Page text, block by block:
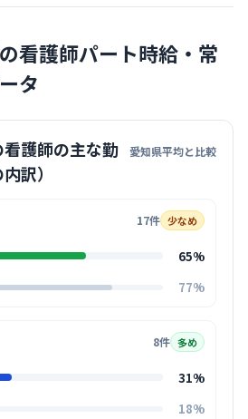
看護師パート時給・常
タ
護師の主な勤
訳）
愛知県平均と比較
17件 少なめ
65%
77%
8件 多め
31%
18%